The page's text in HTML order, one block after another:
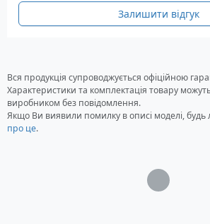
Тиск на виході: 37 мбар
Тиск на вході: 1-16 Бар
Тип з'єднання на вході: G.4
× 1/14-LH
Тип з'єднання на виході: H.3 1/
Залишити відгук
Вся продукція супроводжується офіційною
Характеристики та комплектація товару
виробником без повідомлення.
Якщо Ви виявили помилку в описі моделі, будь
про це.
Загрузка...